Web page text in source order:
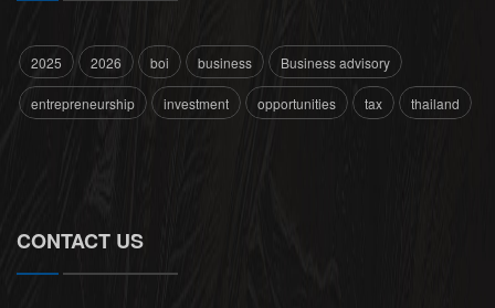
2025 2026 boi business Business advisory
entrepreneurship investment opportunities tax thailand
CONTACT US